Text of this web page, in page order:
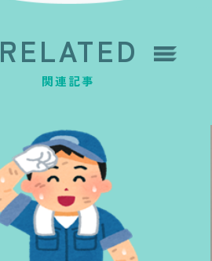
RELATED
関連記事